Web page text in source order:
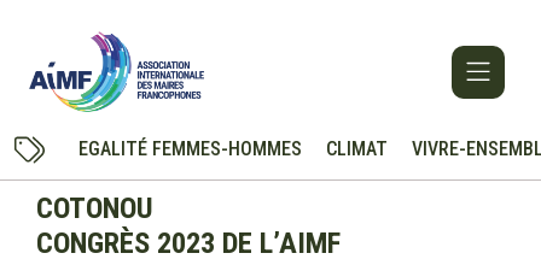
EGALITÉ FEMMES-HOMMES CLIMAT VIVRE-
COTONOU
CONGRÈS 2023 DE L’AIMF